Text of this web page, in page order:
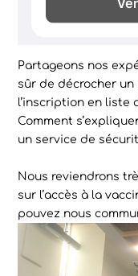
Partageons nos
sûr de décrocher un
l’inscription en liste
Comment
un service de
Nous reviendrons
sur l’accès à la
pouvez nous